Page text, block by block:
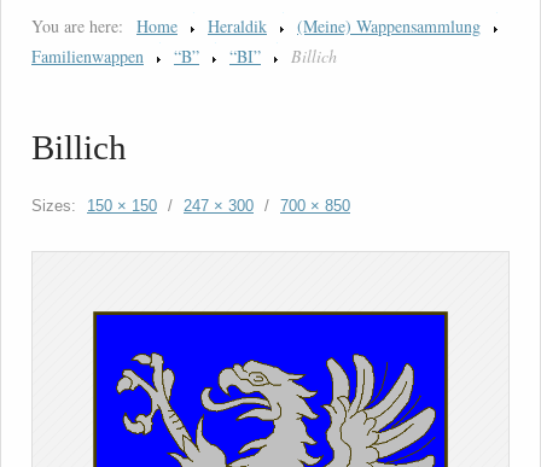
You are here: Home Heraldik
(Meine) Wappensammlung
Familienwappen
“B” “BI” Billich
Billich
Sizes: 150 × 150 / 247 × 300 / 700 × 850